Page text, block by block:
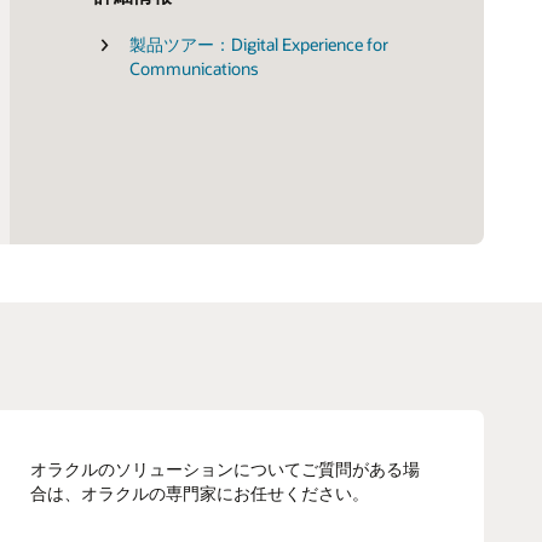
製品ツアー：Digital Experience for
Communications
デジタルコマースに関するGartner
Magic Quadrant
オラクルのソリューションについてご質問がある場
合は、オラクルの専門家にお任せください。